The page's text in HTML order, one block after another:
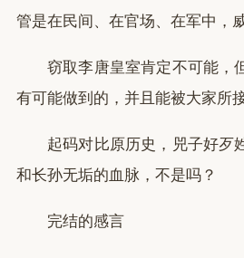
管是在民间、在官场、在军中，
窃取李唐皇室肯定不可能，
有可能做到的，并且能被大家所接
起码对比原历史，兕子好歹
和长孙无垢的血脉，不是吗？
完结的感言